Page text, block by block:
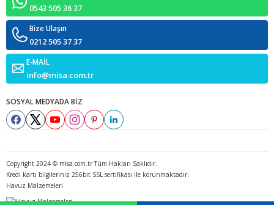
0543 505 36 37
Bize Ulaşın
0212 505 37 37
E-MAİL
info@misa.com.tr
SOSYAL MEDYADA BİZ
Copyright 2024 © misa.com.tr Tüm Hakları Saklıdır.
Kredi kartı bilgileriniz 256bit SSL sertifikası ile korunmaktadır.
Havuz Malzemeleri